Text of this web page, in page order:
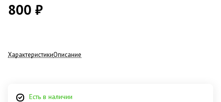
800 ₽
ХарактеристикиОписание
Есть в наличии